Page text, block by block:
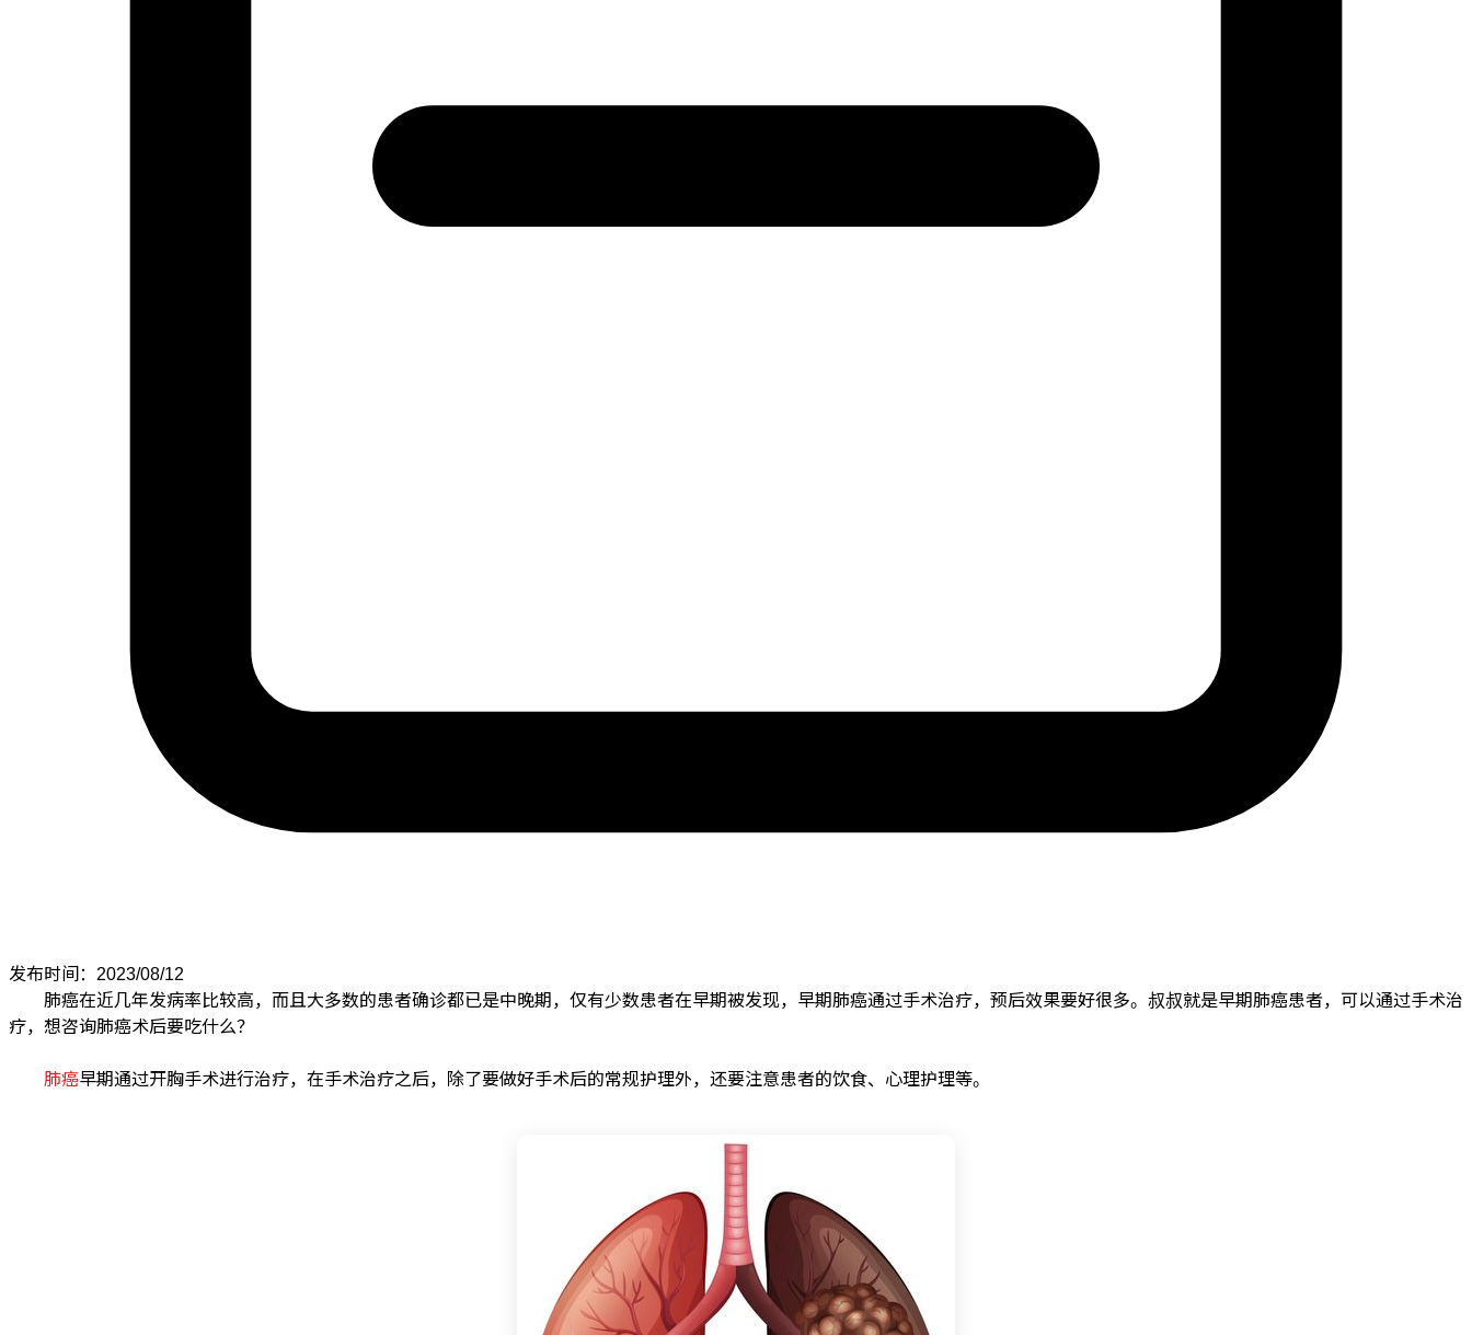
发布时间：2023/08/12
肺癌在近几年发病率比较高，而且大多数的患者确诊都已是中晚期，仅有少数患者在早期被发现，早期肺癌通过手术治疗，预后效果要好很多。叔叔就是早期肺癌患者，可以通过手术治
疗，想咨询肺癌术后要吃什么？
肺癌早期通过开胸手术进行治疗，在手术治疗之后，除了要做好手术后的常规护理外，还要注意患者的饮食、心理护理等。